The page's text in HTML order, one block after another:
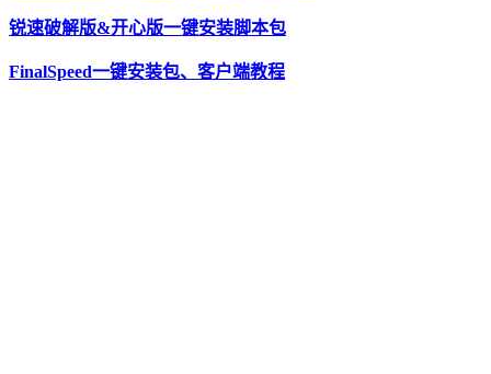
锐速破解版&开心版一键安装脚本包
FinalSpeed一键安装包、客户端教程